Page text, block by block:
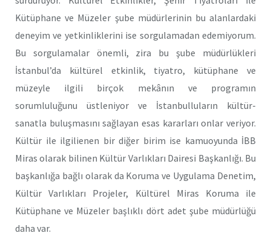
Kütüphane ve Müzeler şube müdürlerinin bu alanlardaki
deneyim ve yetkinliklerini ise sorgulamadan edemiyorum.
Bu sorgulamalar önemli, zira bu şube müdürlükleri
İstanbul’da kültürel etkinlik, tiyatro, kütüphane ve
müzeyle ilgili birçok mekânın ve programın
sorumluluğunu üstleniyor ve İstanbulluların kültür-
sanatla buluşmasını sağlayan esas kararları onlar veriyor.
Kültür ile ilgilienen bir diğer birim ise kamuoyunda İBB
Miras olarak bilinen Kültür Varlıkları Dairesi Başkanlığı. Bu
başkanlığa bağlı olarak da Koruma ve Uygulama Denetim,
Kültür Varlıkları Projeler, Kültürel Miras Koruma ile
Kütüphane ve Müzeler başlıklı dört adet şube müdürlüğü
daha var.